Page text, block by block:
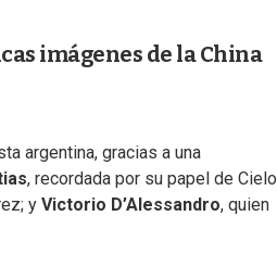
imágenes de la China
argentina, gracias a una
, recordada por su papel de Cielo
y Victorio D’Alessandro, quien